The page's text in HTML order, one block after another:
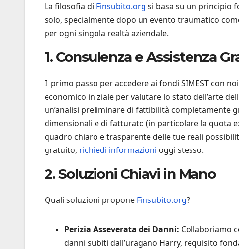
La filosofia di Finsubito.org si basa su un principio
solo, specialmente dopo un evento traumatico
per ogni singola realtà aziendale.
1. Consulenza e Assistenza
Il primo passo per accedere ai fondi SIMEST con noi
economico iniziale per valutare lo stato dell’arte
un’analisi preliminare di fattibilità completamente
dimensionali e di fatturato (in particolare la quota
quadro chiaro e trasparente delle tue reali
gratuito, richiedi informazioni oggi stesso.
2. Soluzioni Chiavi in Mano
Quali soluzioni propone Finsubito.org?
Perizia Asseverata dei Danni: Collaboriamo
danni subiti dall’uragano Harry, requisito